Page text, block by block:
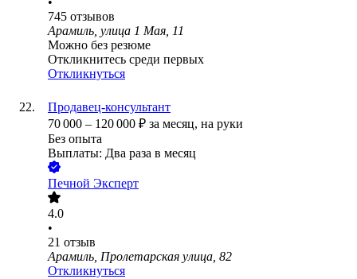
745 отзывов
Арамиль, улица 1 Мая, 11
Можно без резюме
Откликнитесь среди первых
Откликнуться
Продавец-консультант
70 000 – 120 000 ₽ за месяц, на руки
Без опыта
Выплаты: Два раза в месяц
Печной Эксперт
4.0
•
21 отзыв
Арамиль, Пролетарская улица, 82
Откликнуться